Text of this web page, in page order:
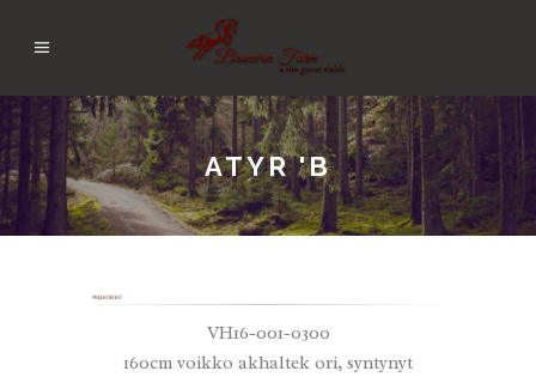
ATYR 'B
VH16-001-0300
160cm voikko akhaltek ori, syntynyt